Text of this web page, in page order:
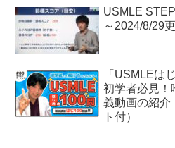
USMLE
～2024/8/29
「USMLEは
初学者必見！
義動画の紹介
ト付）